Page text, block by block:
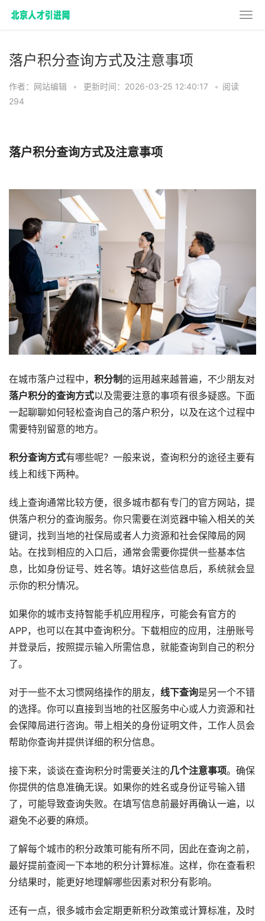
落户积分查询方式及注意事项
作者：网站编辑 • 更新时间：2026-03-25 12:40:17 • 阅读
294
落户积分查询方式及注意事项
在城市落户过程中， 积分制 的运用越来越普遍，不少朋友对
落户积分的查询方式以及需要注意的事项有很多疑惑。下面
一起聊聊如何轻松查询自己的落户积分，以及在这个过程中
需要特别留意的地方。
积分查询方式有哪些呢？一般来说，查询积分的途径主要有
线上和线下两种。
线上查询通常比较方便，很多城市都有专门的官方网站，提
供落户积分的查询服务。你只需要在浏览器中输入相关的关
键词，找到当地的社保局或者人力资源和社会保障局的网
站。在找到相应的入口后，通常会需要你提供一些基本信
息，比如身份证号、姓名等。填好这些信息后，系统就会显
示你的积分情况。
如果你的城市支持智能手机应用程序，可能会有官方的
APP，也可以在其中查询积分。下载相应的应用，注册账号
并登录后，按照提示输入所需信息，就能查询到自己的积分
了。
对于一些不太习惯网络操作的朋友， 线下查询是另一个不错
的选择。你可以直接到当地的社区服务中心或人力资源和社
会保障局进行咨询。带上相关的身份证明文件，工作人员会
帮助你查询并提供详细的积分信息。
接下来，谈谈在查询积分时需要关注的几个注意事项。确保
你提供的信息准确无误。如果你的姓名或身份证号输入错
了，可能导致查询失败。在填写信息前最好再确认一遍，以
避免不必要的麻烦。
了解每个城市的积分政策可能有所不同，因此在查询之前，
最好提前查阅一下本地的积分计算标准。这样，你在查看积
分结果时，能更好地理解哪些因素对积分有影响。
还有一点，很多城市会定期更新积分政策或计算标准，及时